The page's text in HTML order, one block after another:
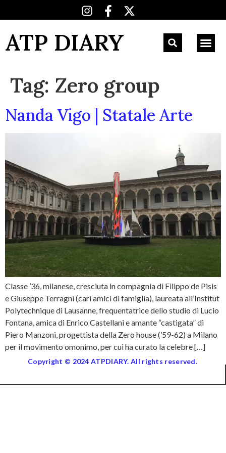
ATP DIARY
Tag: Zero group
Nanda Vigo | Statale Arte
Classe ’36, milanese, cresciuta in compagnia di Filippo de Pisis
e Giuseppe Terragni (cari amici di famiglia), laureata all’Institut
Polytechnique di Lausanne, frequentatrice dello studio di Lucio
Fontana, amica di Enrico Castellani e amante “castigata” di
Piero Manzoni, progettista della Zero house (’59-62) a Milano
per il movimento omonimo, per cui ha curato la celebre […]
Copyright © 2024 ATPDIARY. All rights reserved.